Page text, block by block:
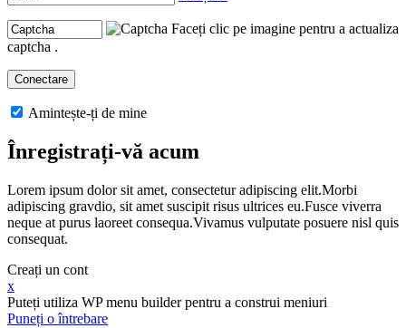
Faceți clic pe imagine pentru a actualiza
captcha .
Amintește-ți de mine
Înregistrați-vă acum
Lorem ipsum dolor sit amet, consectetur adipiscing elit.Morbi
adipiscing gravdio, sit amet suscipit risus ultrices eu.Fusce viverra
neque at purus laoreet consequa.Vivamus vulputate posuere nisl quis
consequat.
Creați un cont
x
Puteți utiliza WP menu builder pentru a construi meniuri
Puneți o întrebare